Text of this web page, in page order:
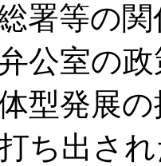
署等の
公室の
型発展
ち出さ